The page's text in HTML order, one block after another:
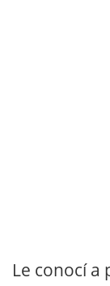
Le conocí a